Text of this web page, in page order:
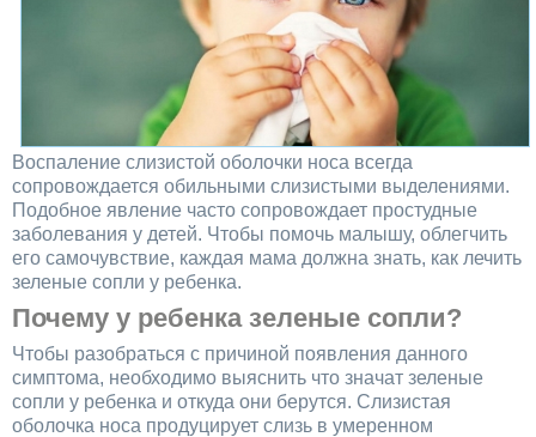
Воспаление слизистой оболочки носа всегда
сопровождается обильными слизистыми выделениями.
Подобное явление часто сопровождает простудные
заболевания у детей. Чтобы помочь малышу, облегчить
его самочувствие, каждая мама должна знать, как лечить
зеленые сопли у ребенка.
Почему у ребенка зеленые сопли?
Чтобы разобраться с причиной появления данного
симптома, необходимо выяснить что значат зеленые
сопли у ребенка и откуда они берутся. Слизистая
оболочка носа продуцирует слизь в умеренном